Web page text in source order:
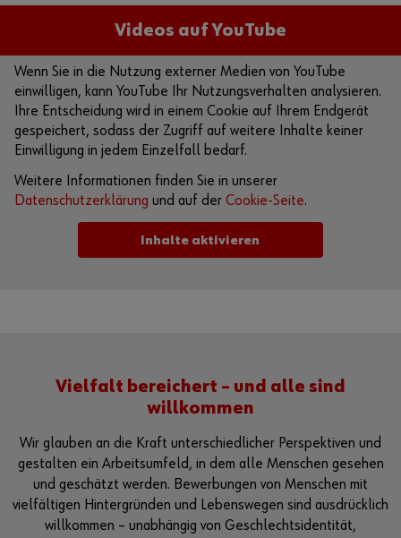
Videos auf YouTube
Wenn Sie in die Nutzung externer Medien von YouTube
einwilligen, kann YouTube Ihr Nutzungsverhalten analysieren.
Ihre Entscheidung wird in einem Cookie auf Ihrem Endgerät
gespeichert, sodass der Zugriff auf weitere Inhalte keiner
Einwilligung in jedem Einzelfall bedarf.
Weitere Informationen finden Sie in unserer
Datenschutzerklärung und auf der Cookie-Seite.
Inhalte aktivieren
Vielfalt bereichert – und alle sind
willkommen
Wir glauben an die Kraft unterschiedlicher Perspektiven und
gestalten ein Arbeitsumfeld, in dem alle Menschen gesehen
und geschätzt werden. Bewerbungen von Menschen mit
vielfältigen Hintergründen und Lebenswegen sind ausdrücklich
willkommen – unabhängig von Geschlechtsidentität,